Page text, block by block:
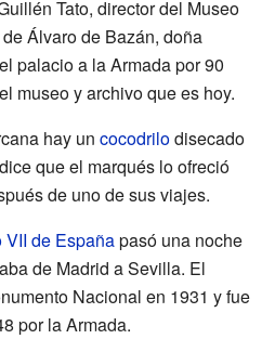
Tato, director del Museo
Álvaro de Bazán, doña
palacio a la Armada por 90
museo y archivo que es hoy.
hay un cocodrilodisecado
que el marqués lo ofreció
de uno de sus viajes.
VII de Españapasó una noche
de Madrid a Sevilla. El
Nacional en 1931 y fue
por la Armada.